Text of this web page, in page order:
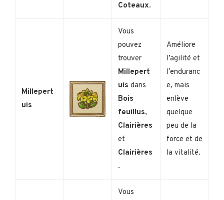
Coteaux.
Millepert
uis
Vous
pouvez
trouver
Millepert
uis dans
Bois
feuillus,
Clairières
et
Clairières
.
Améliore
l’agilité et
l’enduranc
e, mais
enlève
quelque
peu de la
force et de
la vitalité.
Vous